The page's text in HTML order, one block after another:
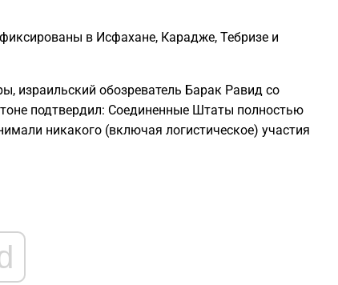
в Исфахане, Карадже, Тебризе и
израильский обозреватель Барак Равид со
подтвердил: Соединенные Штаты полностью
никакого (включая логистическое) участия